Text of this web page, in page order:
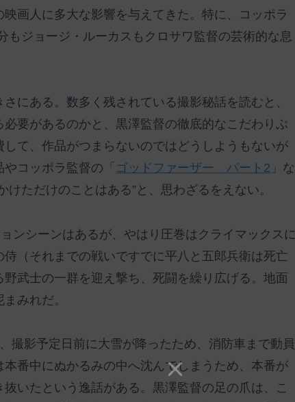
画人に多大な影響を与えてきた。特に、コッポラ
もジョージ・ルーカスもクロサワ監督の芸術的な息
にある。数多く残されている撮影秘話を読むと、
要があるのかと、黒澤監督の徹底的なこだわりぶ
て、作品がつまらないのではどうしようもないが
コッポラ監督の「 ゴッドファーザー パート2 」な
ただけのことはある”と、思わざるをえない。
ンシーンはあるが、やはり圧巻はクライマックスに
（それまでの戦いですでに平八と五郎兵衛は死亡
武士の一群を迎え撃ち、死闘を繰り広げる。地面
みれだ。
撮影予定日前に大雪が降ったため、消防車まで動員
番中にぬかるみの中へ沈んでしまうため、本番が
いたという逸話がある。黒澤監督の足の爪は、こ